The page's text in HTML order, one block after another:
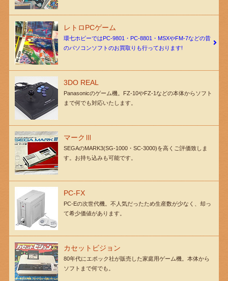
レトロPCゲーム
環七ホビーではPC-9801・PC-8801・MSXやFM-7などの昔
のパソコンソフトのお買取りも行っております!
3DO REAL
Panasonicのゲーム機。FZ-10やFZ-1などの本体からソフト
まで何でも対応いたします。
マークⅢ
SEGAのMARK3(SG-1000・SC-3000)を高くご評価致しま
す。お持ち込みも可能です。
PC-FX
PC-Eの次世代機。不人気だったため生産数が少なく、却っ
て希少価値があります。
カセットビジョン
80年代にエポック社が販売した家庭用ゲーム機。本体から
ソフトまで何でも。